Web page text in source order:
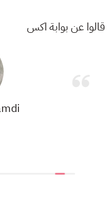
قالوا عن بوابة اكس